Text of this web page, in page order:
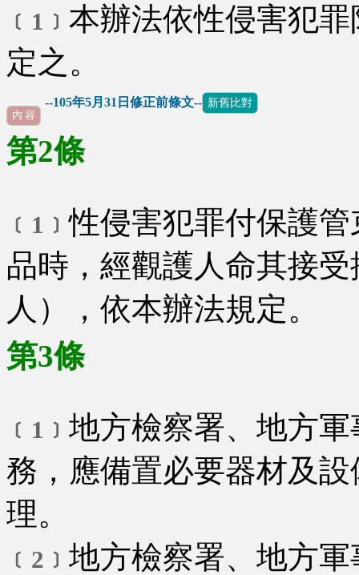
﹝1﹞ 本辦法依性侵害犯
定之。
--105年5月31日修正前條文-- 新舊比對
內 容
第2條
﹝1﹞性侵害犯罪付保護
品時，經觀護人命其接
人），依本辦法規定。
第3條
﹝1﹞ 地方檢察署、地方
務，應備置必要器材及
理。
﹝2﹞ 地方檢察署、地方